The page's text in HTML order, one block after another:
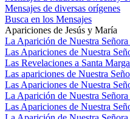
Mensajes de diversas orígenes
Busca en los Mensajes
Apariciones de Jesús y María
La Aparición de Nuestra
Las Apariciones de Nuestra
Las Revelaciones a Santa
Las apariciones de Nuestra
Las Apariciones de Nuestra
La Aparición de Nuestra
Las Apariciones de Nuestra